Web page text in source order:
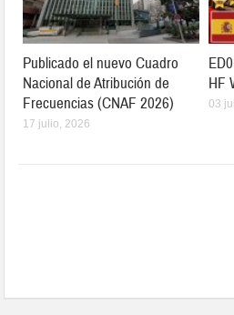
Publicado el nuevo Cuadro
Nacional de Atribución de
Frecuencias (CNAF 2026)
17 julio, 2026
HF
03